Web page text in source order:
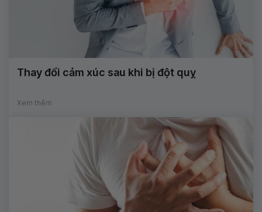
Thay đổi cảm xúc sau khi bị đột quỵ
Xem thêm